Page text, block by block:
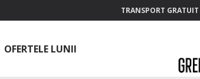
TRANSPORT
OFERTELE LUNII